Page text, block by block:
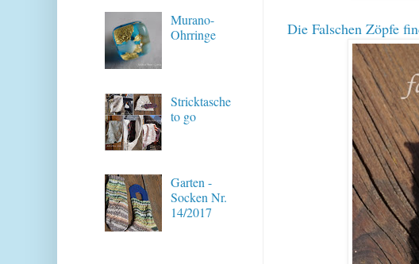
Die Falschen Zöpfe
Murano-
Ohrringe
Stricktasche
to go
Garten -
Socken Nr.
14/2017